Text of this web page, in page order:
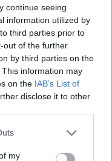
continue seeing
information utilized by
third parties prior to
out of the further
by third parties on the
This information may
on the IAB’s List of
disclose it to other
my